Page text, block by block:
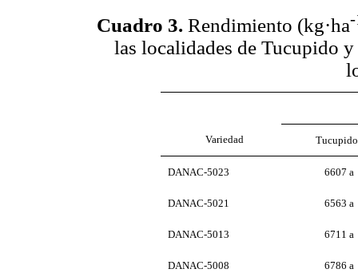
Cuadro 3. Rendimiento (kg·ha
las localidades de Tucupido
Variedad Tucupido
DANAC-5023 6607 a
DANAC-5021 6563 a
DANAC-5013 6711 a
DANAC-5008 6786 a